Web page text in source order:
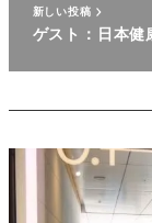
新しい投稿
ゲスト：日本